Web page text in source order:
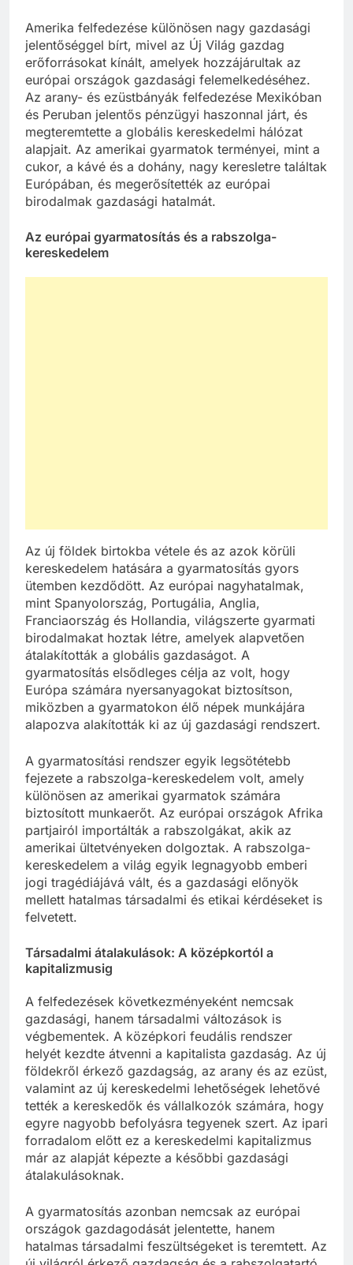
Amerika felfedezése különösen nagy gazdasági
jelentőséggel bírt, mivel az Új Világ gazdag
erőforrásokat kínált, amelyek hozzájárultak az
európai országok gazdasági felemelkedéséhez.
Az arany- és ezüstbányák felfedezése Mexikóban
és Peruban jelentős pénzügyi haszonnal járt, és
megteremtette a globális kereskedelmi hálózat
alapjait. Az amerikai gyarmatok terményei, mint a
cukor, a kávé és a dohány, nagy keresletre találtak
Európában, és megerősítették az európai
birodalmak gazdasági hatalmát.
Az európai gyarmatosítás és a rabszolga-
kereskedelem
Az új földek birtokba vétele és az azok körüli
kereskedelem hatására a gyarmatosítás gyors
ütemben kezdődött. Az európai nagyhatalmak,
mint Spanyolország, Portugália, Anglia,
Franciaország és Hollandia, világszerte gyarmati
birodalmakat hoztak létre, amelyek alapvetően
átalakították a globális gazdaságot. A
gyarmatosítás elsődleges célja az volt, hogy
Európa számára nyersanyagokat biztosítson,
miközben a gyarmatokon élő népek munkájára
alapozva alakították ki az új gazdasági rendszert.
A gyarmatosítási rendszer egyik legsötétebb
fejezete a rabszolga-kereskedelem volt, amely
különösen az amerikai gyarmatok számára
biztosított munkaerőt. Az európai országok Afrika
partjairól importálták a rabszolgákat, akik az
amerikai ültetvényeken dolgoztak. A rabszolga-
kereskedelem a világ egyik legnagyobb emberi
jogi tragédiájává vált, és a gazdasági előnyök
mellett hatalmas társadalmi és etikai kérdéseket is
felvetett.
Társadalmi átalakulások: A középkortól a
kapitalizmusig
A felfedezések következményeként nemcsak
gazdasági, hanem társadalmi változások is
végbementek. A középkori feudális rendszer
helyét kezdte átvenni a kapitalista gazdaság. Az új
földekről érkező gazdagság, az arany és az ezüst,
valamint az új kereskedelmi lehetőségek lehetővé
tették a kereskedők és vállalkozók számára, hogy
egyre nagyobb befolyásra tegyenek szert. Az ipari
forradalom előtt ez a kereskedelmi kapitalizmus
már az alapját képezte a későbbi gazdasági
átalakulásoknak.
A gyarmatosítás azonban nemcsak az európai
országok gazdagodását jelentette, hanem
hatalmas társadalmi feszültségeket is teremtett. Az